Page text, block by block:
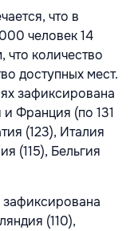
что в
человек 14
количество
доступных мест.
зафиксирована
Франция (по 131
(123), Италия
(115), Бельгия
(110),